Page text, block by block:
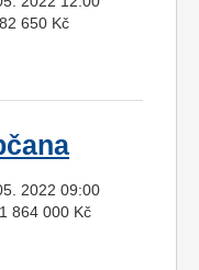
650 Kč
2022 09:00
864 000 Kč